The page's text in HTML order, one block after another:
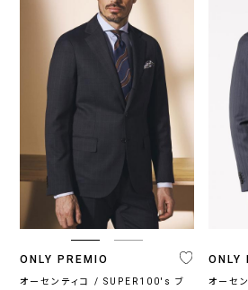
ONLY PREMIO
オーセンティコ / SUPER100's ブ
ONLY
オーセ